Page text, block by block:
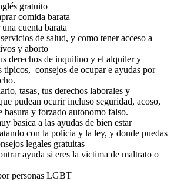
gratuito
comida barata
cuenta barata
de salud, y como tener acceso a
y aborto
derechos de inquilino y el alquiler y
tipicos, consejos de ocupar e ayudas por
tasas, tus derechos laborales y
pudean ocurir incluso seguridad, acoso,
basura y forzado autonomo falso.
basica a las ayudas de bien estar
con la policia y la ley, y donde puedas
legales gratuitas
ayuda si eres la victima de maltrato o
personas LGBT